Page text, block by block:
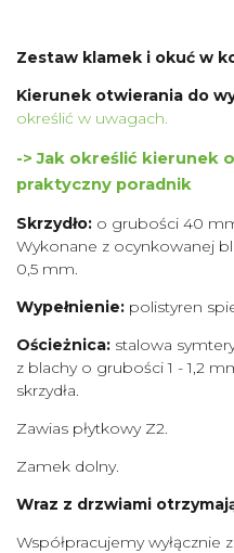
Zestaw klamek i okuć w
Kierunek otwierania do
określić w uwagach.
-> Jak określić kierunek
praktyczny poradnik
Skrzydło: o grubości 40
Wykonane z ocynkowanej
0,5 mm.
Wypełnienie: polistyren
Ościeżnica: stalowa
z blachy o grubości 1 - 1,2
skrzydła.
Zawias płytkowy Z2.
Zamek dolny.
Wraz z drzwiami
Współpracujemy